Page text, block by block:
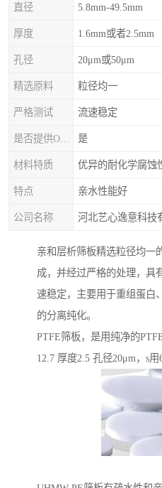
直径 5.8mm-49.5mm
厚度 1.6mm或者2.5mm
孔径 20μm或50μm
精选原料 粒径均一
严格测试 流速稳定
是
材料特质 优异的耐化学腐蚀
特点 亲水性能好
公司名称 河北艺心逸意科技
亲和层析筛板精选粒径均一
成，并经过严格的处理，具
速稳定，主要用于重组蛋白
的分离纯化。
PTFE筛板，是用纯净的
12.7 厚度2.5 孔径20μm，s